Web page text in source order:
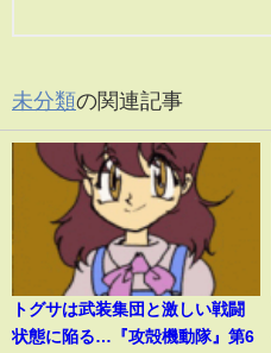
未分類の関連記事
トグサは武装集団と激しい戦闘
状態に陥る…『攻殻機動隊』第6